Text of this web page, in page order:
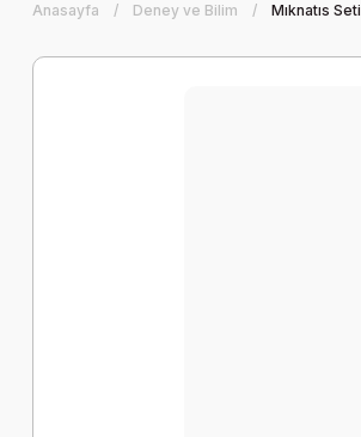
Anasayfa Deney ve Bilim Mıknatıs Seti